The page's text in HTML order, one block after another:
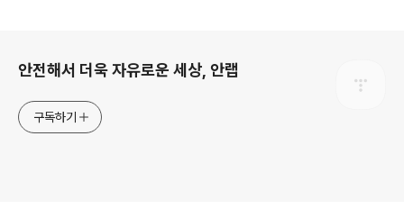
안전해서 더욱 자유로운 세상, 안랩
구독하기